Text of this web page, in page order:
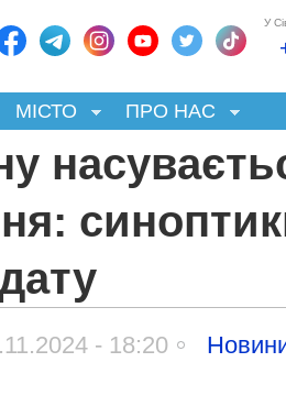
У
МІСТО ПРО НАС
- 18:20